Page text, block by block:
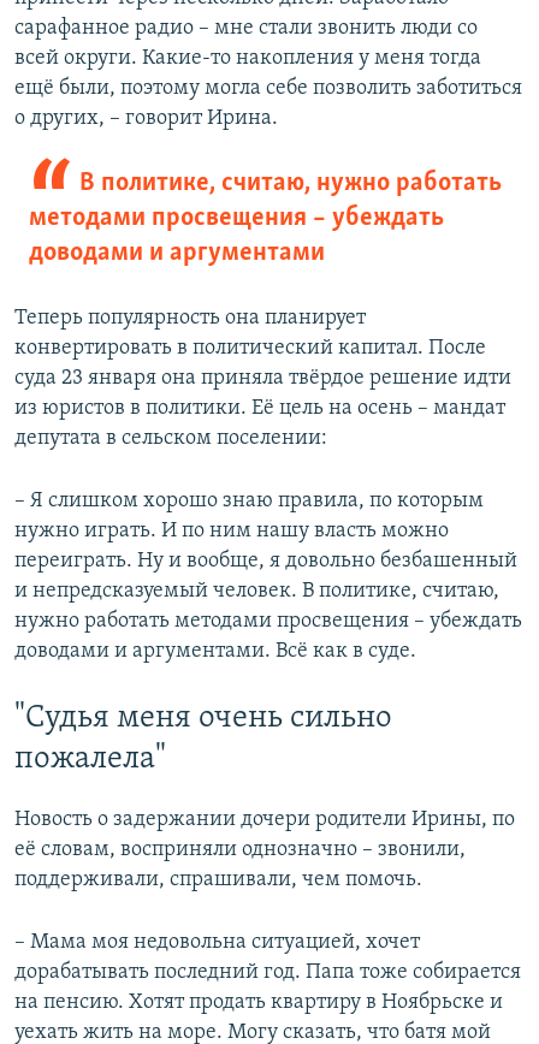
сарафанное радио – мне стали звонить люди со
всей округи. Какие-то накопления у меня тогда
ещё были, поэтому могла себе позволить заботиться
о других, – говорит Ирина.
В политике, считаю, нужно работать
методами просвещения – убеждать
доводами и аргументами
Теперь популярность она планирует
конвертировать в политический капитал. После
суда 23 января она приняла твёрдое решение идти
из юристов в политики. Её цель на осень – мандат
депутата в сельском поселении:
– Я слишком хорошо знаю правила, по которым
нужно играть. И по ним нашу власть можно
переиграть. Ну и вообще, я довольно безбашенный
и непредсказуемый человек. В политике, считаю,
нужно работать методами просвещения – убеждать
доводами и аргументами. Всё как в суде.
"Судья меня очень сильно
пожалела"
Новость о задержании дочери родители Ирины, по
её словам, восприняли однозначно – звонили,
поддерживали, спрашивали, чем помочь.
– Мама моя недовольна ситуацией, хочет
дорабатывать последний год. Папа тоже собирается
на пенсию. Хотят продать квартиру в Ноябрьске и
уехать жить на море. Могу сказать, что батя мой